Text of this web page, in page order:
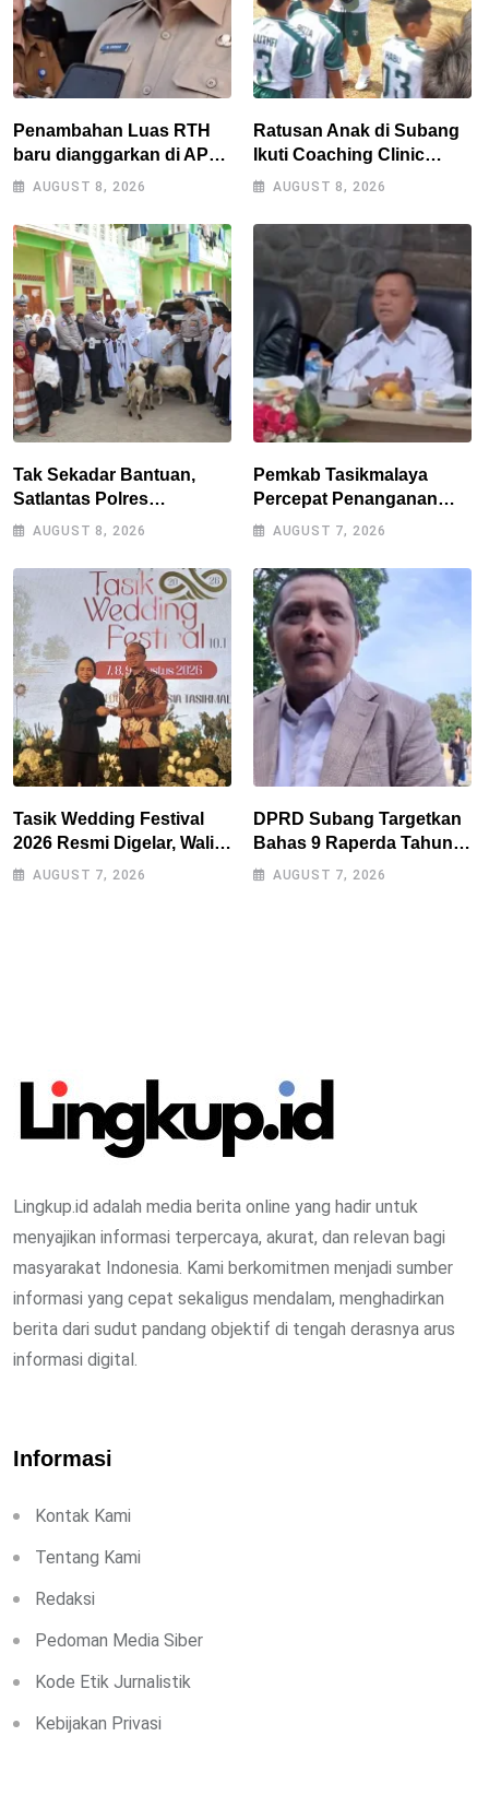
Penambahan Luas RTH
baru dianggarkan di APBD
2027, Walikota tidak
AUGUST 8, 2026
Ratusan Anak di Subang
Ikuti Coaching Clinic
Bersama Legenda Persib
AUGUST 8, 2026
Tak Sekadar Bantuan,
Satlantas Polres
Tasikmalaya Dorong
Puspahiang
AUGUST 8, 2026
Pemkab Tasikmalaya
Percepat Penanganan
Kekeringan, Sumur Bor
Prioritas
AUGUST 7, 2026
Tasik Wedding Festival
2026 Resmi Digelar, Wali
Kota Optimistis
AUGUST 7, 2026
DPRD Subang Targetkan
Bahas 9 Raperda Tahun
Ini, Naskah Akademik Jadi
AUGUST 7, 2026
Lingkup.id adalah media berita online yang hadir untuk
menyajikan informasi terpercaya, akurat, dan relevan bagi
masyarakat Indonesia. Kami berkomitmen menjadi sumber
informasi yang cepat sekaligus mendalam, menghadirkan
berita dari sudut pandang objektif di tengah derasnya arus
informasi digital.
Informasi
Kontak Kami
Tentang Kami
Redaksi
Pedoman Media Siber
Kode Etik Jurnalistik
Kebijakan Privasi